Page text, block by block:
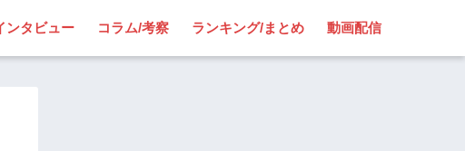
ンタビュー コラム/考察 ランキング/まとめ 動画配信